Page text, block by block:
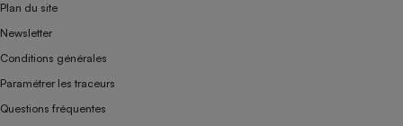
Plan du site
Newsletter
Conditions générales
Paramétrer les traceurs
Questions fréquentes